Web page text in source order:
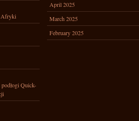
Afryki
Quick-
April 2025
March 2025
February 2025